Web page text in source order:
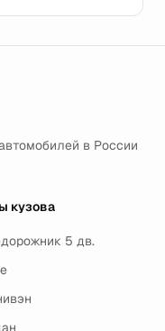
в России
кузова
5 дв.